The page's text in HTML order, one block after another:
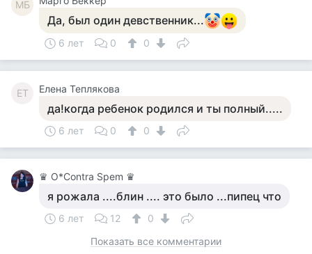
MБ
Да, был один девственник...
6 лет 0 0
ЕТ Елена Теплякова
да!когда ребенок родился и ты полный.....
6 лет 0 0
♛ О*Contra Spem ♛
я рожала ....блин .... это было ...пипец что
6 лет 12
0
Показать все комментарии